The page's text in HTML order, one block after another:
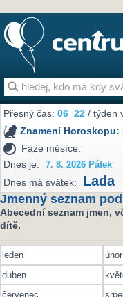
Přesný čas:06 22 / týden
Znamení Horoskopu:
Fáze měsíce:
Dnes je:
7. 8. 2026 Pátek
Dnes má svátek: Lada
Jmenný seznam
Abecední seznam jmen,
dítě.
leden únor
duben
červenec